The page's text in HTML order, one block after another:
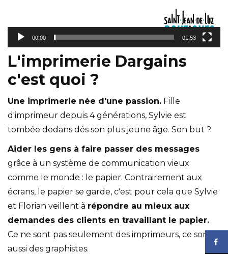
00:00 01:53
L'imprimerie Dargains
c'est quoi ?
Une imprimerie née d'une passion. Fille
d'imprimeur depuis 4 générations, Sylvie est
tombée dedans dés son plus jeune âge. Son but ?
Aider les gens à faire passer des messages
grâce à un système de communication vieux
comme le monde : le papier. Contrairement aux
écrans, le papier se garde, c'est pour cela que Sylvie
et Florian veillent à répondre au mieux aux
demandes des clients en travaillant le papier.
Ce ne sont pas seulement des imprimeurs, ce sont
aussi des graphistes.